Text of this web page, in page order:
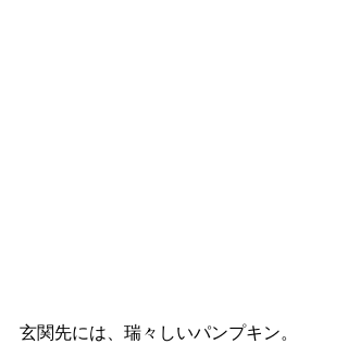
玄関先には、瑞々しいパンプキン。